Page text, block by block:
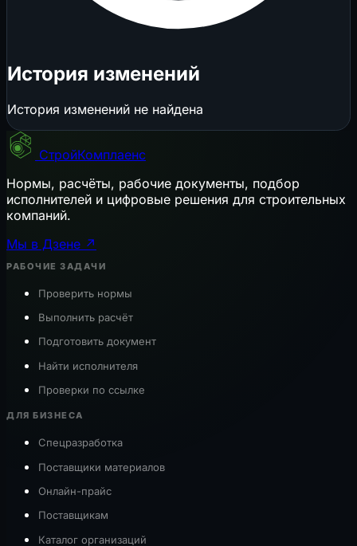
История изменений
История изменений не найдена
СтройКомплаенс
Нормы, расчёты, рабочие документы, подбор
исполнителей и цифровые решения для строительных
компаний.
Мы в Дзене ↗
РАБОЧИЕ ЗАДАЧИ
Проверить нормы
Выполнить расчёт
Подготовить документ
Найти исполнителя
Проверки по ссылке
ДЛЯ БИЗНЕСА
Спецразработка
Поставщики материалов
Онлайн-прайс
Поставщикам
Каталог организаций